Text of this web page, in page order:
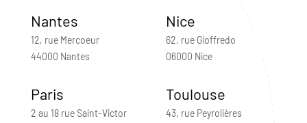
Nantes
12, rue Mercoeur
44000 Nantes
Nice
62, rue Gioffredo
06000 Nice
Paris
2 au 18 rue Saint-Victor
Toulouse
43, rue Peyrolières